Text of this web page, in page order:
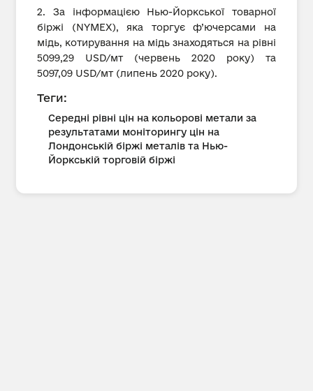
2. За інформацією Нью-Йоркської товарної
біржі (NYMEX), яка торгує ф’ючерсами на
мідь, котирування на мідь знаходяться на рівні
5099,29 USD/мт (червень 2020 року) та
5097,09 USD/мт (липень 2020 року).
Теги:
Середні рівні цін на кольорові метали за
результатами моніторингу цін на
Лондонській біржі металів та Нью-
Йоркській торговій біржі